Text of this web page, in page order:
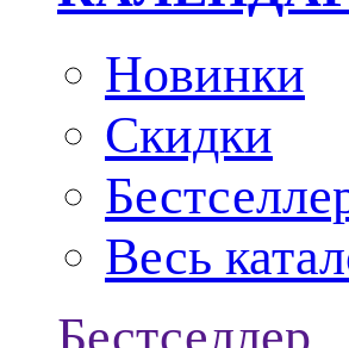
Новинки
Скидки
Весь